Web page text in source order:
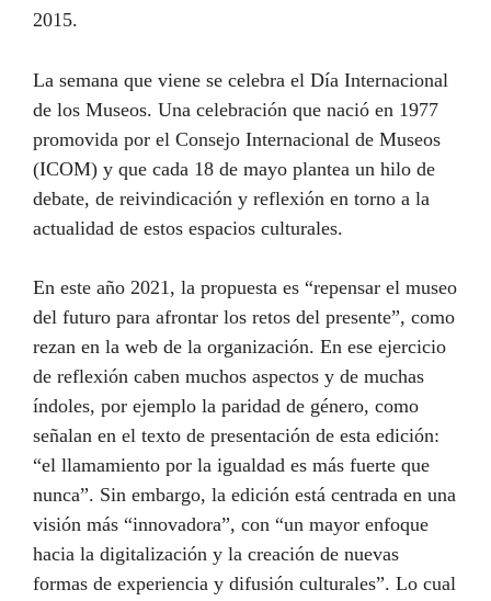
2015.
La semana que viene se celebra el Día Internacional
de los Museos. Una celebración que nació en 1977
promovida por el Consejo Internacional de Museos
(ICOM) y que cada 18 de mayo plantea un hilo de
debate, de reivindicación y reflexión en torno a la
actualidad de estos espacios culturales.
En este año 2021, la propuesta es “repensar el museo
del futuro para afrontar los retos del presente”, como
rezan en la web de la organización. En ese ejercicio
de reflexión caben muchos aspectos y de muchas
índoles, por ejemplo la paridad de género, como
señalan en el texto de presentación de esta edición:
“el llamamiento por la igualdad es más fuerte que
nunca”. Sin embargo, la edición está centrada en una
visión más “innovadora”, con “un mayor enfoque
hacia la digitalización y la creación de nuevas
formas de experiencia y difusión culturales”. Lo cual